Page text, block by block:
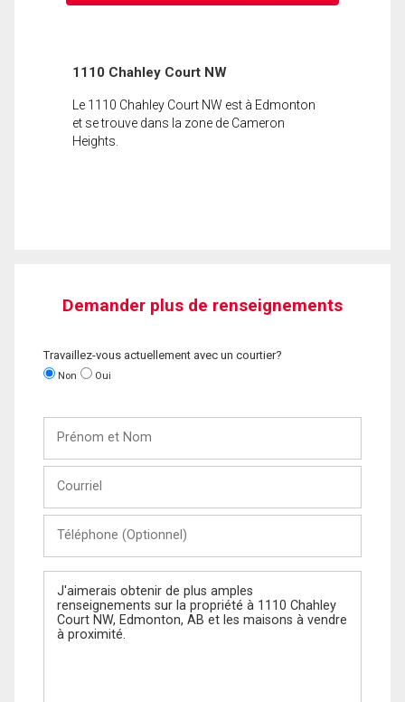
1110 Chahley Court NW
Le 1110 Chahley Court NW est à Edmonton
et se trouve dans la zone de Cameron
Heights.
Demander plus de renseignements
Travaillez-vous actuellement avec un courtier?
Non Oui
Nom
(Optionnel)
Message